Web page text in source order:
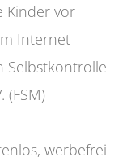
Kinder vor
Internet
Selbstkontrolle
(FSM)
werbefrei